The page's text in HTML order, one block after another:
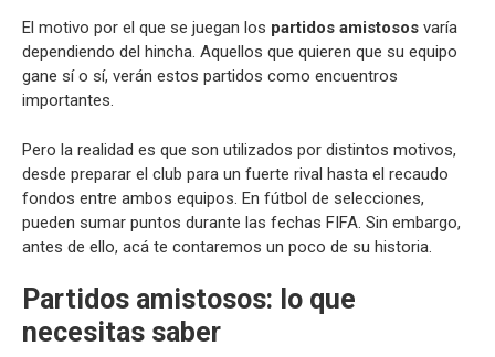
El motivo por el que se juegan los partidos amistosos varía
dependiendo del hincha. Aquellos que quieren que su equipo
gane sí o sí, verán estos partidos como encuentros
importantes.
Pero la realidad es que son utilizados por distintos motivos,
desde preparar el club para un fuerte rival hasta el recaudo
fondos entre ambos equipos. En fútbol de selecciones,
pueden sumar puntos durante las fechas FIFA. Sin embargo,
antes de ello, acá te contaremos un poco de su historia.
Partidos amistosos: lo que
necesitas saber